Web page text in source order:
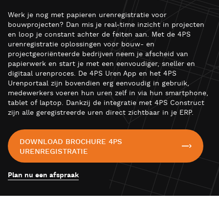
Werk je nog met papieren urenregistratie voor
bouwprojecten? Dan mis je real-time inzicht in projecten
en loop je constant achter de feiten aan. Met de 4PS
urenregistratie oplossingen voor bouw- en
projectgeoriënteerde bedrijven neem je afscheid van
papierwerk en start je met een eenvoudiger, sneller en
digitaal urenproces. De 4PS Uren App en het 4PS
Urenportaal zijn bovendien erg eenvoudig in gebruik,
medewerkers voeren hun uren zelf in via hun smartphone,
tablet of laptop. Dankzij de integratie met 4PS Construct
zijn alle geregistreerde uren direct zichtbaar in je ERP.
DOWNLOAD BROCHURE 4PS
URENREGISTRATIE
Plan nu een afspraak